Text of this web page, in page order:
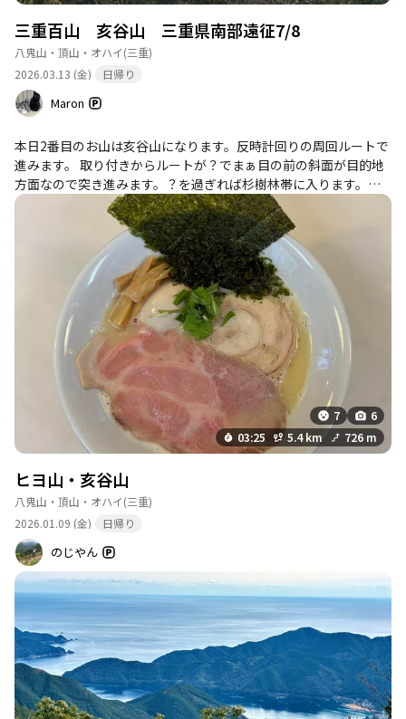
三重百山 亥谷山 三重県南部遠征7/8
八鬼山・頂山・オハイ(三重)
2026.03.13 (金)
日帰り
Maron
本日2番目のお山は亥谷山になります。反時計回りの周回ルートで
進みます。 取り付きからルートが？でまぁ目の前の斜面が目的地
方面なので突き進みます。？を過ぎれば杉樹林帯に入ります。暫
くは杉樹林の斜面をひたすら登ります。足元は間伐材もほとんど
無く良く手入れされた杉樹林です。暫く進むと左へ巻いていくの
が正解みたいですが直登します。直登でも問題無いと思うルート
ですが、たぶん直登ルートは大きな岩が多くなり安全性が低いか
ら？かも知れません。途中からケーブルテレビのアンテナ線？が
現れます。 基本このケーブルが亥谷山手前まで続きますのでこの
ケーブルがルートになります。 ひよの山を過ぎれば急勾配も終わ
り軽いアップダウンの繰り返しになります。亥谷山近くまで進む
と２カ所の岩場が現れます。 １つ目は右から巻いて行きます。 ２
つ目はケーブルに合わせて直登です。 登りきったと思ったら偽ピ
ークで一旦下り梯子を登り亥谷山到着です。海側には眺望があり
ます。 下山は鉄塔巡視路があり多くのピンクテープや岩に赤丸が
あり明瞭です。一気に500m近く下りますが明瞭ルートで余り苦に
はなりません。 スタート時に駐車場に４台車が停まっていたので
人と出会えるかと期待してましたがすれ違い0人でした。３時間の
山行で周回してきました。山頂以外は眺望は無かったです。
7
6
03:25
5.4 km 726 m
ヒヨ山・亥谷山
八鬼山・頂山・オハイ(三重)
2026.01.09 (金)
日帰り
のじやん